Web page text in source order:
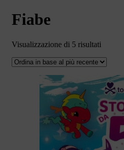
Fiabe
Visualizzazione di 5 risultati
base
più
recente